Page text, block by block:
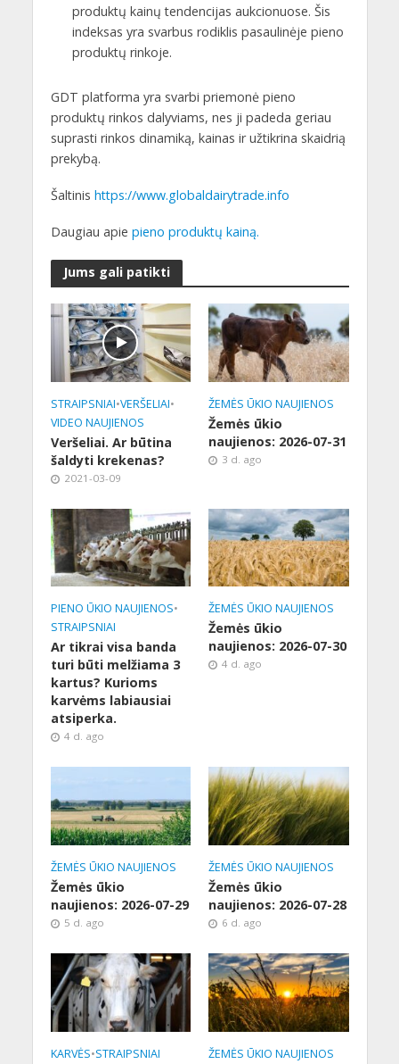
produktų kainų tendencijas aukcionuose. Šis
indeksas yra svarbus rodiklis pasaulinėje pieno
produktų rinkoje.
GDT platforma yra svarbi priemonė pieno
produktų rinkos dalyviams, nes ji padeda geriau
suprasti rinkos dinamiką, kainas ir užtikrina skaidrią
prekybą.
Šaltinis https://www.globaldairytrade.info
Daugiau apie pieno produktų kainą.
Jums gali patikti
STRAIPSNIAI•VERŠELIAI•
VIDEO NAUJIENOS
Veršeliai. Ar būtina
šaldyti krekenas?
2021-03-09
ŽEMĖS ŪKIO NAUJIENOS
Žemės ūkio
naujienos: 2026-07-31
3 d. ago
PIENO ŪKIO NAUJIENOS•
STRAIPSNIAI
Ar tikrai visa banda
turi būti melžiama 3
kartus? Kurioms
karvėms labiausiai
atsiperka.
4 d. ago
ŽEMĖS ŪKIO NAUJIENOS
Žemės ūkio
naujienos: 2026-07-30
4 d. ago
ŽEMĖS ŪKIO NAUJIENOS
Žemės ūkio
naujienos: 2026-07-29
5 d. ago
ŽEMĖS ŪKIO NAUJIENOS
Žemės ūkio
naujienos: 2026-07-28
6 d. ago
KARVĖS•STRAIPSNIAI ŽEMĖS ŪKIO NAUJIENOS